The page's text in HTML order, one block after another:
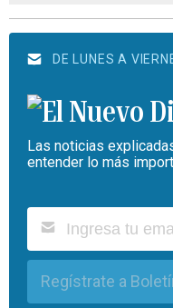
DE LUNES A
Las noticias
entender lo más
Regístrate a